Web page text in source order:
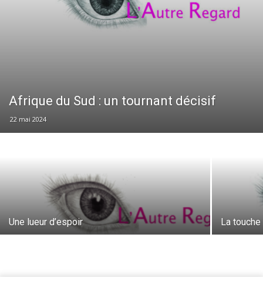
Afrique du Sud : un tournant décisif
22 mai 2024
Une lueur d’espoir La